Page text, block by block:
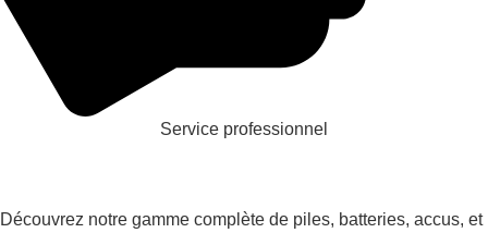
Service professionnel
Découvrez notre gamme complète de piles, batteries, accus, et